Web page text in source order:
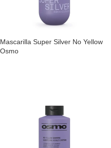
Mascarilla Super Silver No Yellow
Osmo